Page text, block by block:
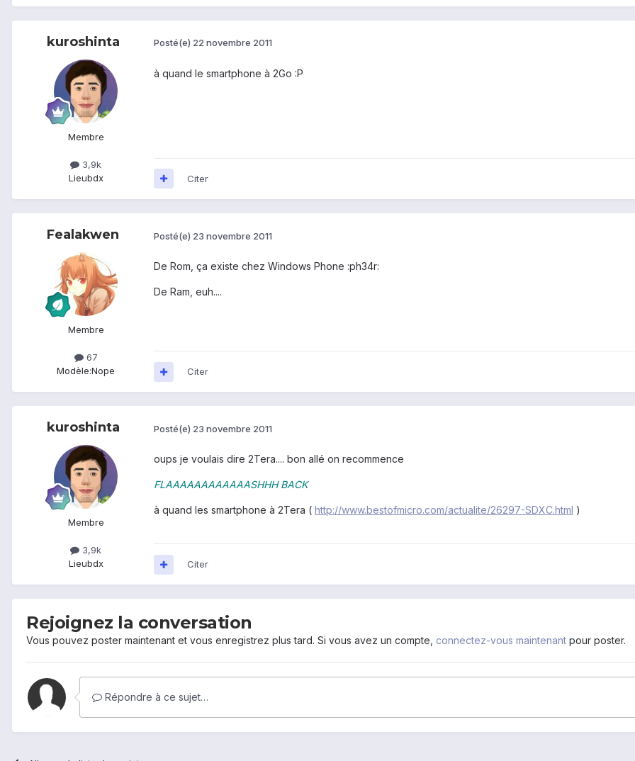
kuroshinta
Membre
3,9k
Lieubdx
Posté(e) 22 novembre 2011
à quand le smartphone à 2Go :P
Citer
Fealakwen
Membre
67
Modèle:Nope
Posté(e) 23 novembre 2011
De Rom, ça existe chez Windows Phone :ph34r:
De Ram, euh....
Citer
kuroshinta
Membre
3,9k
Lieubdx
Posté(e) 23 novembre 2011
oups je voulais dire 2Tera.... bon allé on recommence
FLAAAAAAAAAAAASHHH BACK
à quand les smartphone à 2Tera ( http://www.bestofmicro.com/actualite/26297-SDXC.html )
Citer
Rejoignez la conversation
Vous pouvez poster maintenant et vous enregistrez plus tard. Si vous avez un compte, connectez-vous maintenant pour poster.
Répondre à ce sujet…